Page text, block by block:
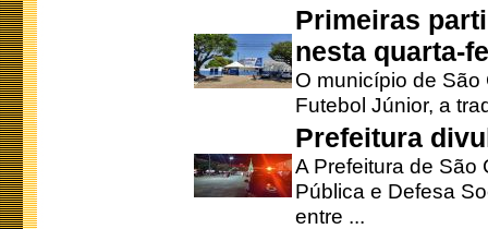
Primeiras
nesta quarta-
O município de
Futebol Júnior, a
Prefeitura
A Prefeitura de São
Pública e Defesa
entre ...